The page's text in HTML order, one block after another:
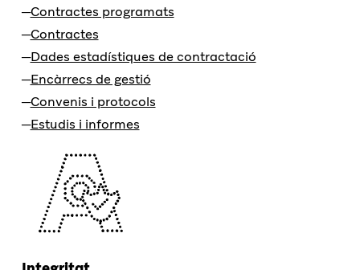
Contractes programats
Contractes
Dades estadístiques de contractació
Encàrrecs de gestió
Convenis i protocols
Estudis i informes